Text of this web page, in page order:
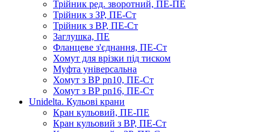
Трійник ред. зворотний, ПЕ-ПЕ
Трійник з ЗР, ПЕ-Ст
Трійник з ВР, ПЕ-Ст
Заглушка, ПЕ
Фланцеве з'єднання, ПЕ-Ст
Хомут для врізки під тиском
Муфта універсальна
Хомут з ​​ВР pn10, ПЕ-Ст
Хомут з ВР pn16, ПЕ-Ст
Unidelta. Кульові крани
Кран кульовий, ПЕ-ПЕ
Кран кульовий з ВР, ПЕ-Ст